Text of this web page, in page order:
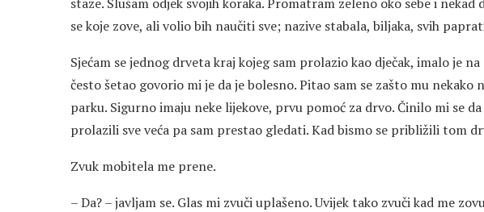
se koje zove, ali volio bih naučiti sve; nazive stabala, biljaka, svih
Sjećam se jednog drveta kraj kojeg sam prolazio kao dječak, imalo je
često šetao govorio mi je da je bolesno. Pitao sam se zašto mu
parku. Sigurno imaju neke lijekove, prvu pomoć za drvo. Činilo mi se
prolazili sve veća pa sam prestao gledati. Kad bismo se približili tom
Zvuk mobitela me prene.
– Da? – javljam se. Glas mi zvuči uplašeno. Uvijek tako zvuči kad me